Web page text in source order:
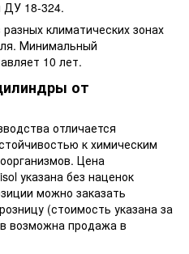
ДУ 18-324.
климатических зонах
Минимальный
10 лет.
от
отличается
к химическим
Цена
указана без наценок
можно заказать
(стоимость указана за
возможна продажа в